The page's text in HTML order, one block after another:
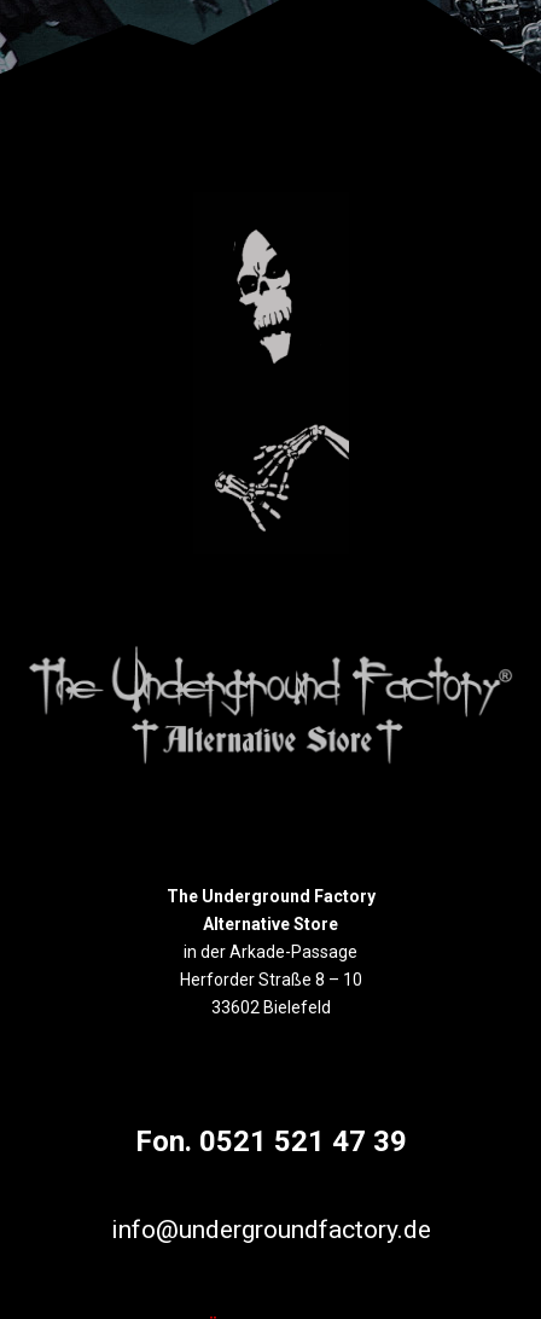
The Underground Factory
Alternative Store
in der Arkade-Passage
Herforder Straße 8 – 10
33602 Bielefeld
Fon. 0521 521 47 39
info@undergroundfactory.de